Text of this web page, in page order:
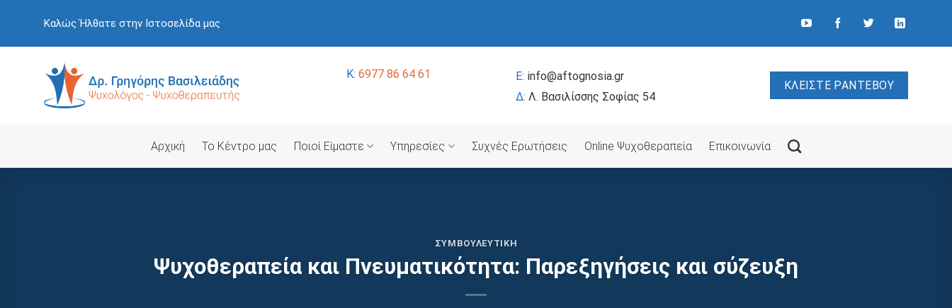
content
Καλώς Ήλθατε στην Ιστοσελίδα μας
K: 6977 86 64 61 E: info@aftognosia.gr
Δ: Λ. Βασιλίσσης Σοφίας 54
ΚΛΕΙΣΤΕ ΡΑΝΤΕΒΟΥ
Αρχική Το Κέντρο μας Ποιοί Είμαστε Υπηρεσίες Συχνές Ερωτήσεις Online Ψυχοθεραπεία Επικοινωνία
ΣΥΜΒΟΥΛΕΥΤΙΚΉ
Ψυχοθεραπεία και Πνευματικότητα: Παρεξηγήσεις και σύζευξη